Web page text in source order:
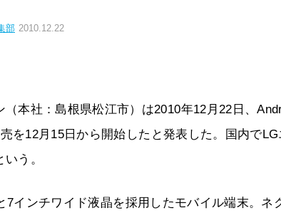
部 2010.12.22
本社：島根県松江市）は2010年12月22日、
を12月15日から開始したと発表した。国内で
う。
7インチワイド液晶を採用したモバイル端末。ネ